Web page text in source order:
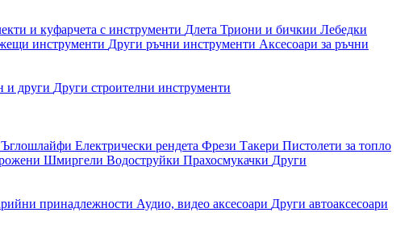
и куфарчета с инструменти Длета Триони и бичкии Лебедки
инструменти Други ръчни инструменти Аксесоари за ръчни
и други Други строителни инструменти
Ъглошлайфи Електрически рендета Фрези Такери Пистолети за топло
Шмиргели Водоструйки Прахосмукачки Други
принадлежности Аудио, видео аксесоари Други автоаксесоари